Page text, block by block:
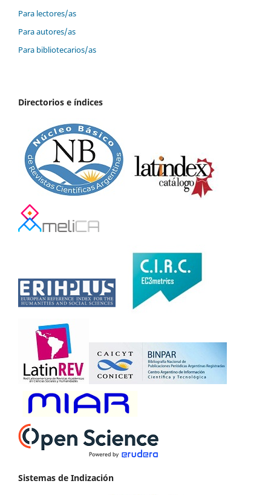
Para lectores/as
Para autores/as
Para bibliotecarios/as
Directorios e índices
Sistemas de Indización